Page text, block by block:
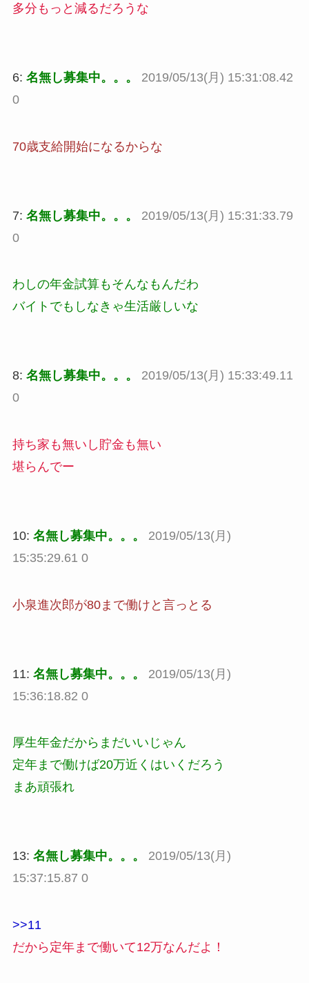
多分もっと減るだろうな
6: 名無し募集中。。。
2019/05/13(月) 15:31:08.42
0
70歳支給開始になるからな
7: 名無し募集中。。。
2019/05/13(月) 15:31:33.79
0
わしの年金試算もそんなもんだわ
バイトでもしなきゃ生活厳しいな
8: 名無し募集中。。。
2019/05/13(月) 15:33:49.11
0
持ち家も無いし貯金も無い
堪らんでー
10: 名無し募集中。。。
2019/05/13(月)
15:35:29.61 0
小泉進次郎が80まで働けと言っとる
11: 名無し募集中。。。
2019/05/13(月)
15:36:18.82 0
厚生年金だからまだいいじゃん
定年まで働けば20万近くはいくだろう
まあ頑張れ
13: 名無し募集中。。。
2019/05/13(月)
15:37:15.87 0
>>11
だから定年まで働いて12万なんだよ！